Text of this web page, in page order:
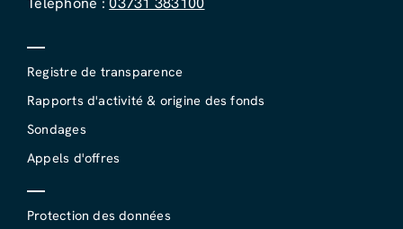
Registre de transparence
Rapports d'activité & origine des fonds
Sondages
Appels d'offres
Protection des données